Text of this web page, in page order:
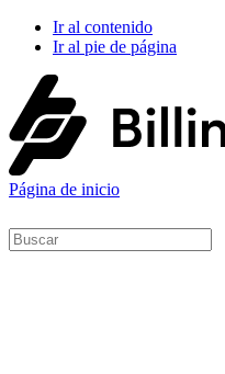
Ir al contenido
Ir al pie de página
Página de inicio